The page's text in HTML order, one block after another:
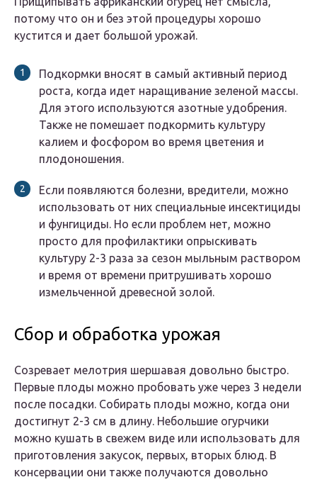
потому что он и без этой процедуры хорошо
кустится и дает большой урожай.
Подкормки вносят в самый активный период
роста, когда идет наращивание зеленой массы.
Для этого используются азотные удобрения.
Также не помешает подкормить культуру
калием и фосфором во время цветения и
плодоношения.
Если появляются болезни, вредители, можно
использовать от них специальные инсектициды
и фунгициды. Но если проблем нет, можно
просто для профилактики опрыскивать
культуру 2-3 раза за сезон мыльным раствором
и время от времени притрушивать хорошо
измельченной древесной золой.
Сбор и обработка урожая
Созревает мелотрия шершавая довольно быстро.
Первые плоды можно пробовать уже через 3 недели
после посадки. Собирать плоды можно, когда они
достигнут 2-3 см в длину. Небольшие огурчики
можно кушать в свежем виде или использовать для
приготовления закусок, первых, вторых блюд. В
консервации они также получаются довольно